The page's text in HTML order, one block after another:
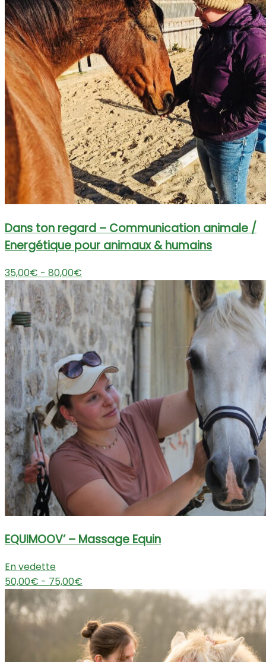
Dans ton regard – Communication animale /
Energétique pour animaux & humains
35,00€ - 80,00€
EQUIMOOV’ – Massage Equin
En vedette
50,00€ - 75,00€